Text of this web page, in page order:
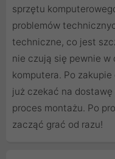
sprzętu
problemów
techniczne, co jest
nie czują się pewnie w
komputera. Po
już czekać na dostawę
proces montażu. Po
zacząć grać od razu!